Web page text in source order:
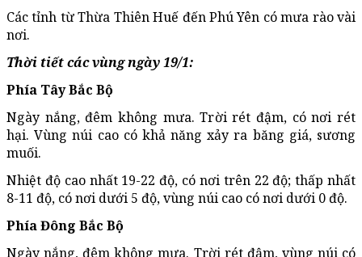
Các tỉnh từ Thừa Thiên Huế đến Phú Yên có mưa rào vài
nơi.
Thời tiết các vùng ngày 19/1:
Phía Tây Bắc Bộ
Ngày nắng, đêm không mưa. Trời rét đậm, có nơi rét
hại. Vùng núi cao có khả năng xảy ra băng giá, sương
muối.
Nhiệt độ cao nhất 19-22 độ, có nơi trên 22 độ; thấp nhất
8-11 độ, có nơi dưới 5 độ, vùng núi cao có nơi dưới 0 độ.
Phía Đông Bắc Bộ
Ngày nắng, đêm không mưa. Trời rét đậm, vùng núi có